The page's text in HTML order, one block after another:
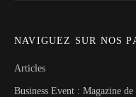
NAVIGUEZ SUR NOS
Articles
Business Event : Magazine